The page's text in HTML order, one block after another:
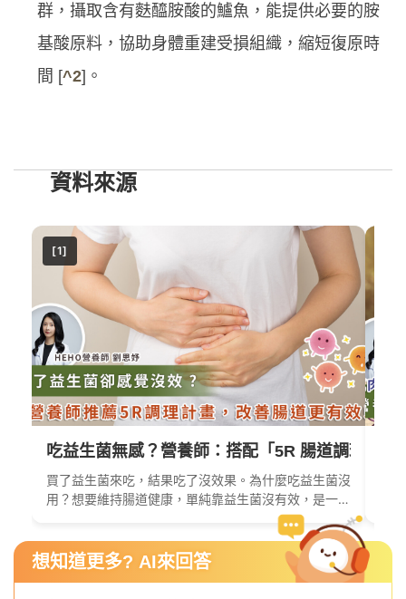
群，攝取含有麩醯胺酸的鱸魚，能提供必要的胺
基酸原料，協助身體重建受損組織，縮短復原時
間 [^2]。
資料來源
[1]
吃益生菌無感？營養師：搭配「5R 腸道調理計畫
買了益生菌來吃，結果吃了沒效果。為什麼吃益生菌沒
用？想要維持腸道健康，單純靠益生菌沒有效，是一種
想知道更多? AI來回答